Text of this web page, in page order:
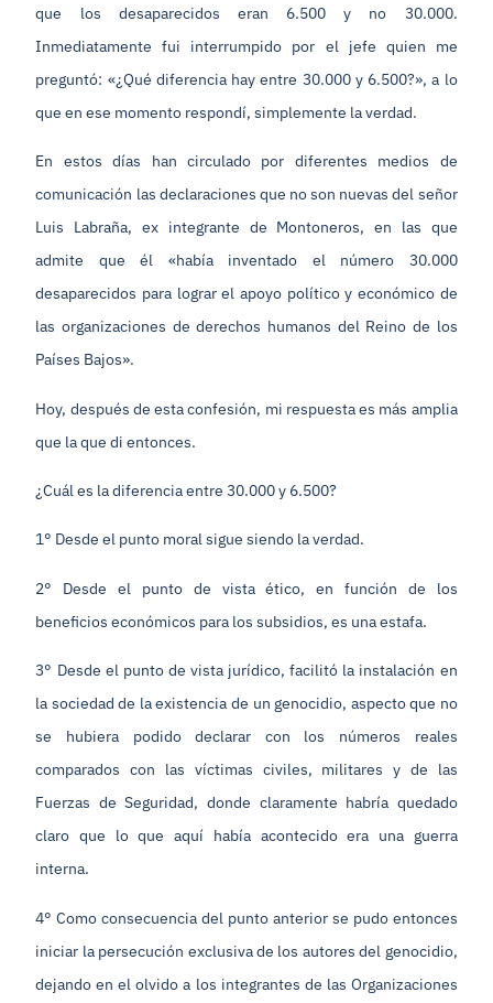
que los desaparecidos eran 6.500 y no 30.000.
Inmediatamente fui interrumpido por el jefe quien me
preguntó: «¿Qué diferencia hay entre 30.000 y 6.500?», a lo
que en ese momento respondí, simplemente la verdad.
En estos días han circulado por diferentes medios de
comunicación las declaraciones que no son nuevas del señor
Luis Labraña, ex integrante de Montoneros, en las que
admite que él «había inventado el número 30.000
desaparecidos para lograr el apoyo político y económico de
las organizaciones de derechos humanos del Reino de los
Países Bajos».
Hoy, después de esta confesión, mi respuesta es más amplia
que la que di entonces.
¿Cuál es la diferencia entre 30.000 y 6.500?
1° Desde el punto moral sigue siendo la verdad.
2° Desde el punto de vista ético, en función de los
beneficios económicos para los subsidios, es una estafa.
3° Desde el punto de vista jurídico, facilitó la instalación en
la sociedad de la existencia de un genocidio, aspecto que no
se hubiera podido declarar con los números reales
comparados con las víctimas civiles, militares y de las
Fuerzas de Seguridad, donde claramente habría quedado
claro que lo que aquí había acontecido era una guerra
interna.
4° Como consecuencia del punto anterior se pudo entonces
iniciar la persecución exclusiva de los autores del genocidio,
dejando en el olvido a los integrantes de las Organizaciones